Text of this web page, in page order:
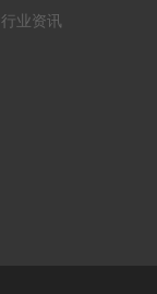
行业资讯